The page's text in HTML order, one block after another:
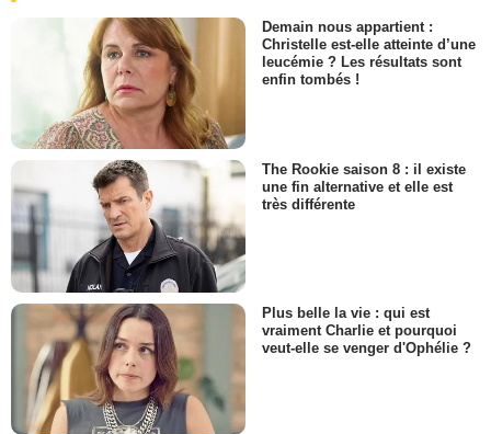
Demain nous appartient :
Christelle est-elle atteinte d’une
leucémie ? Les résultats sont
enfin tombés !
The Rookie saison 8 : il existe
une fin alternative et elle est
très différente
Plus belle la vie : qui est
vraiment Charlie et pourquoi
veut-elle se venger d'Ophélie ?